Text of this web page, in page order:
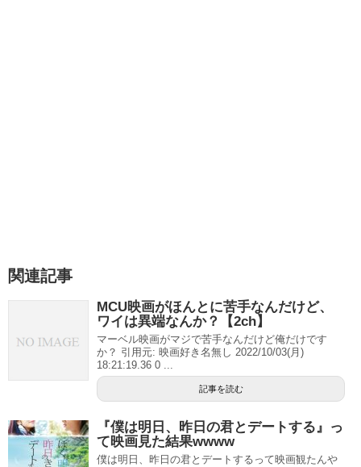
関連記事
MCU映画がほんとに苦手なんだけど、
ワイは異端なんか？【2ch】
マーベル映画がマジで苦手なんだけど俺だけです
か？ 引用元: 映画好き名無し 2022/10/03(月)
18:21:19.36 0 ...
記事を読む
『僕は明日、昨日の君とデートする』っ
て映画見た結果wwww
僕は明日、昨日の君とデートするって映画観たんや